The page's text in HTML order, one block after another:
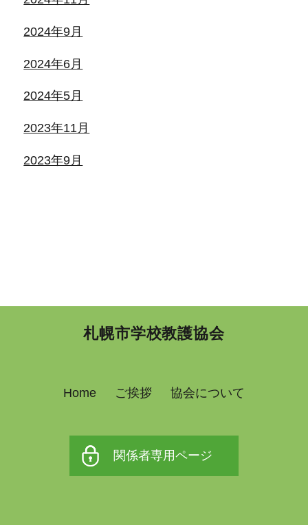
2024年9月
2024年6月
2024年5月
2023年11月
2023年9月
札幌市学校教護協会
Home ご挨拶 協会について
関係者専用ページ